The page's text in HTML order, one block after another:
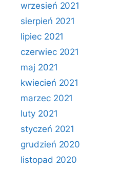
wrzesień 2021
sierpień 2021
lipiec 2021
czerwiec 2021
maj 2021
kwiecień 2021
marzec 2021
luty 2021
styczeń 2021
grudzień 2020
listopad 2020